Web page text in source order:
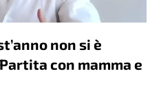
non si è
con mamma e